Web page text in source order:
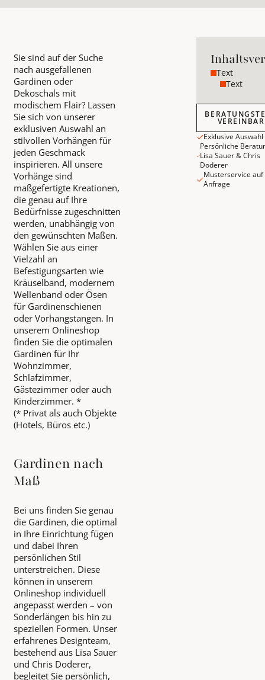
Sie sind auf der Suche
nach ausgefallenen
Gardinen oder
Dekoschals mit
modischem Flair? Lassen
Sie sich von unserer
exklusiven Auswahl an
stilvollen Vorhängen für
jeden Geschmack
inspirieren. All unsere
Vorhänge sind
maßgefertigte Kreationen,
die genau auf Ihre
Bedürfnisse zugeschnitten
werden, unabhängig von
den gewünschten Maßen.
Wählen Sie aus einer
Vielzahl an
Befestigungsarten wie
Kräuselband, modernem
Wellenband oder Ösen
für Gardinenschienen
oder Vorhangstangen. In
unserem Onlineshop
finden Sie die optimalen
Gardinen für Ihr
Wohnzimmer,
Schlafzimmer,
Gästezimmer oder auch
Kinderzimmer. *
(* Privat als auch Objekte
(Hotels, Büros etc.)
Gardinen nach
Maß
Bei uns finden Sie genau
die Gardinen, die optimal
in Ihre Einrichtung fügen
und dabei Ihren
persönlichen Stil
unterstreichen. Diese
können in unserem
Onlineshop individuell
angepasst werden – von
Sonderlängen bis hin zu
speziellen Formen. Unser
erfahrenes Designteam,
bestehend aus Lisa Sauer
und Chris Doderer,
begleitet Sie persönlich,
Text
Text
Exklusive Auswahl
Persönliche
Lisa Sauer & Chris
Doderer
Musterservice auf
Anfrage